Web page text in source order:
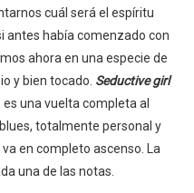
cuál será el espíritu
antes había comenzado con
ahora en una especie de
y bien tocado. Seductive girl
es una vuelta completa al
totalmente personal y
en completo ascenso. La
una de las notas.